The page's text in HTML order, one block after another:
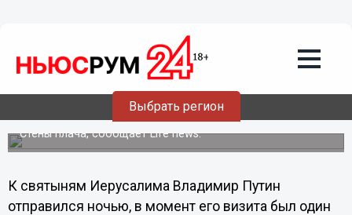
Выбрать регион
Путин посетил святые для всех
христиан места
Президент побывал в часовне над гротом, где был
похоронен Иисус Христос в Иерусалиме, поднялся на
Голгофу, где поклонился святыням, а затем помолился у
Стены плача, сообщает Life news.
К святыням Иерусалима Владимир Путин
отправился ночью, в момент его визита был один